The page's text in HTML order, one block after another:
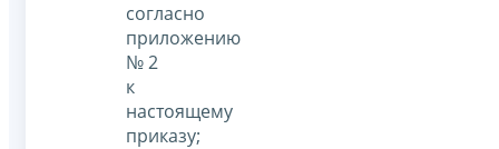
согласно
приложению
№ 2
к
настоящему
приказу;